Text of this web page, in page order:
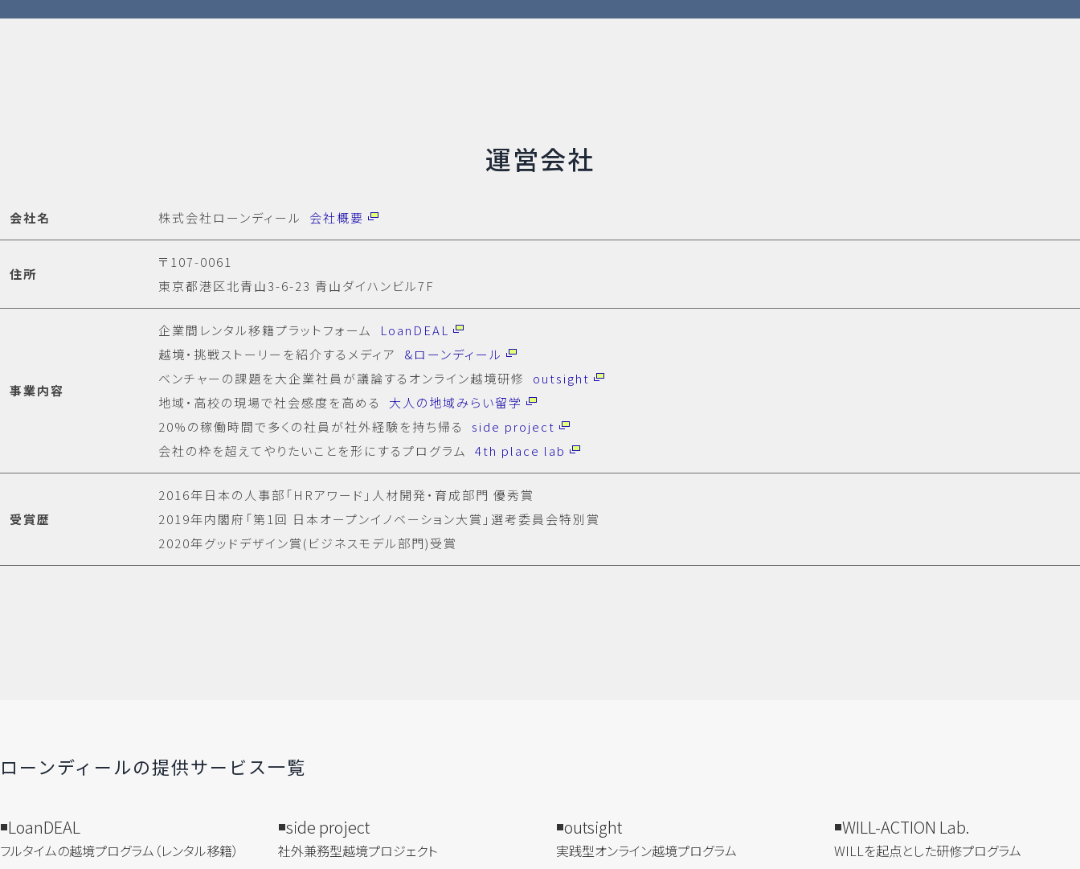
運営会社
会社名 株式会社ローンディール 会社概要
住所
〒107-0061
東京都港区北青山3-6-23 青山ダイハンビル7F
事業内容
企業間レンタル移籍プラットフォーム
LoanDEAL
越境・挑戦ストーリーを紹介するメディア
&ローンディール
ベンチャーの課題を大企業社員が議論するオンライン越境研修
outsight
地域・高校の現場で社会感度を高める
大人の地域みらい留学
20%の稼働時間で多くの社員が社外経験を持ち帰る
side project
会社の枠を超えてやりたいことを形にするプログラム
4th place lab
受賞歴
2016年日本の人事部「HRアワード」人材開発・育成部門 優秀賞
2019年内閣府「第1回 日本オープンイノベーション大賞」選考委員会特別賞
2020年グッドデザイン賞(ビジネスモデル部門)受賞
ローンディールの​提供サービス一覧
LoanDEAL
フルタイムの越境プログラム​（レンタル移籍）
side project
社外兼務型​越境プロジェクト
outsight
実践型オンライン​越境プログラム
WILL-ACTION Lab.
WILLを​起点とした​研修プログラム